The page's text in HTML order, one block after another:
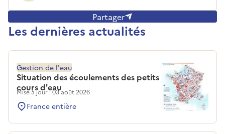
Partager
Les dernières actualités
Situation des écoulements des petits
cours d'eau
Gestion de l'eau
Mise à jour : 03 août 2026
France entière